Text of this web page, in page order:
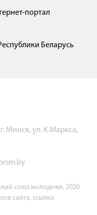
портал
Беларусь
Минск, ул. К.Маркса,
союз молодежи, 2026
сайта, ссылка